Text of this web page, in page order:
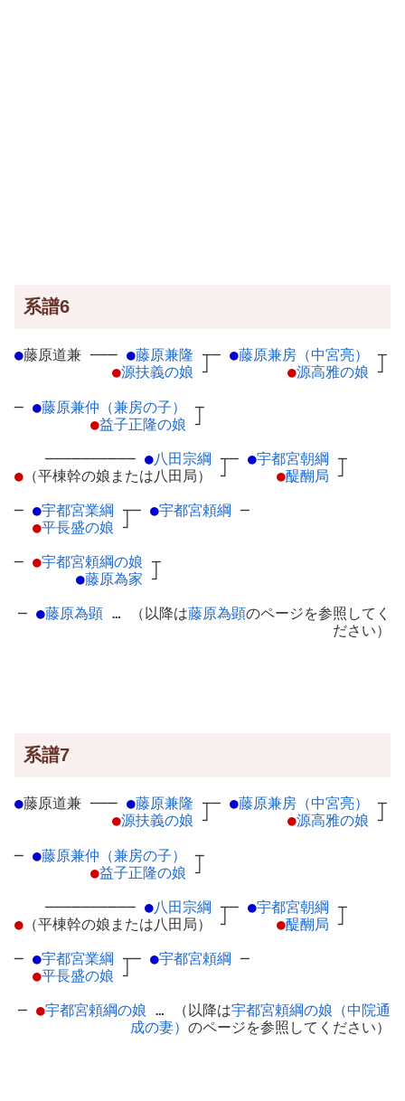
系譜6
●藤原道兼 ─── ●藤原兼隆 ┬
●源扶義の娘 ┘
─ ●藤原兼房（中宮亮）
┬
●源高雅の娘 ┘
─ ●藤原兼仲（兼房の子）
┬
●益子正隆の娘 ┘
────────── ●八田宗綱 ┬
● （平棟幹の娘または八田局） ┘
─ ●宇都宮朝綱 ┬
●醍醐局 ┘
─ ●宇都宮業綱 ┬
●平長盛の娘 ┘
─ ●宇都宮頼綱 ─
─ ●宇都宮頼綱の娘 ┬
●藤原為家 ┘
─ ●藤原為顕 … （以降は藤原為顕のページを参照してく
ださい）
系譜7
●藤原道兼 ─── ●藤原兼隆 ┬
●源扶義の娘 ┘
─ ●藤原兼房（中宮亮）
┬
●源高雅の娘 ┘
─ ●藤原兼仲（兼房の子）
┬
●益子正隆の娘 ┘
────────── ●八田宗綱 ┬
● （平棟幹の娘または八田局） ┘
─ ●宇都宮朝綱 ┬
●醍醐局 ┘
─ ●宇都宮業綱 ┬
●平長盛の娘 ┘
─ ●宇都宮頼綱 ─
─ ●宇都宮頼綱の娘 … （以降は宇都宮頼綱の娘（中院通
成の妻） のページを参照してください）